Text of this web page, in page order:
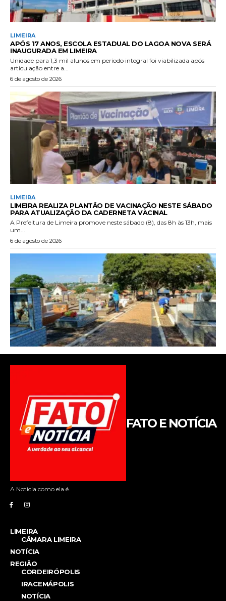
FATO E NOTÍCIA
A Noticia como ela é.
LIMEIRA
CÂMARA LIMEIRA
NOTÍCIA
REGIÃO
CORDEIRÓPOLIS
IRACEMÁPOLIS
NOTÍCIA